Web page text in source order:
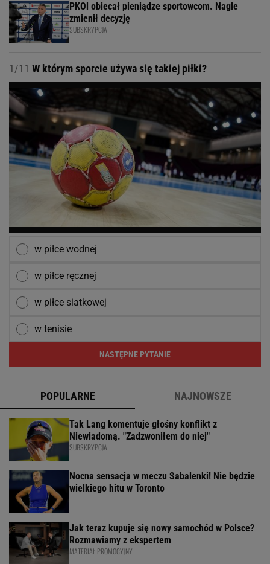
PKOl obiecał pieniądze sportowcom. Nagle
zmienił decyzję
SUBSKRYPCJA
1/11 W którym sporcie używa się takiej piłki?
w piłce wodnej
w piłce ręcznej
w piłce siatkowej
w tenisie
NASTĘPNE PYTANIE
POPULARNE NAJNOWSZE
Tak Lang komentuje głośny konflikt z
Niewiadomą. "Zadzwoniłem do niej"
SUBSKRYPCJA
Nocna sensacja w meczu Sabalenki! Nie będzie
wielkiego hitu w Toronto
Jak teraz kupuje się nowy samochód w Polsce?
Rozmawiamy z ekspertem
MATERIAŁ PROMOCYJNY